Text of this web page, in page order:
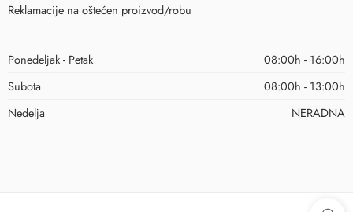
Reklamacije na oštećen proizvod/robu
Ponedeljak - Petak
08:00h - 16:00h
Subota
08:00h - 13:00h
Nedelja
NERADNA